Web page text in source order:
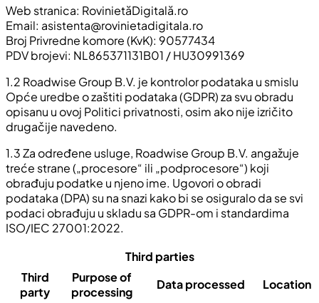
Web stranica: RovinietăDigitală.ro
Email: asistenta@rovinietadigitala.ro
Broj Privredne komore (KvK): 90577434
PDV brojevi: NL865371131B01 / HU30991369
1.2 Roadwise Group B.V. je kontrolor podataka u smislu
Opće uredbe o zaštiti podataka (GDPR) za svu obradu
opisanu u ovoj Politici privatnosti, osim ako nije izričito
drugačije navedeno.
1.3 Za određene usluge, Roadwise Group B.V. angažuje
treće strane („procesore“ ili „podprocesore“) koji
obrađuju podatke u njeno ime. Ugovori o obradi
podataka (DPA) su na snazi kako bi se osiguralo da se svi
podaci obrađuju u skladu sa GDPR-om i standardima
ISO/IEC 27001:2022.
Third parties
Third
party
Purpose of
processing
Data processed Location